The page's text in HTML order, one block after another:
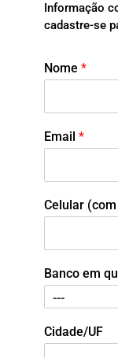
Informação
cadastre-se
Nome *
Email *
Celular (com
Banco em
Cidade/UF